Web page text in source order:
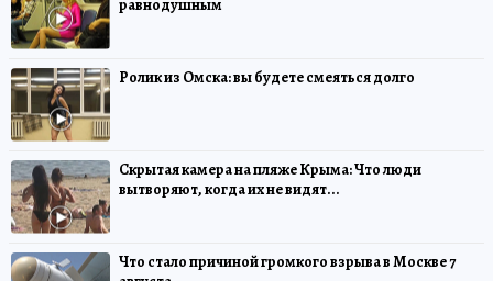
равнодушным
Ролик из Омска: вы будете смеяться долго
Скрытая камера на пляже Крыма: Что люди
вытворяют, когда их не видят...
Что стало причиной громкого взрыва в Москве 7